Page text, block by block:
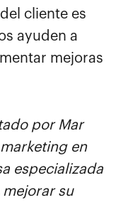
cliente es
ayuden a
mejoras
por Mar
en
especializada
mejorar su